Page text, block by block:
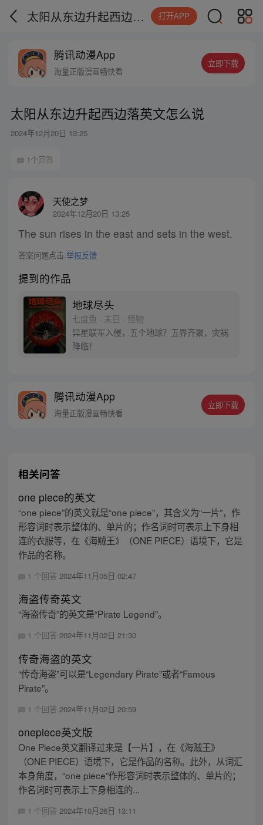
太阳从东边升起西边落英文怎么说 打开APP
腾讯动漫App
海量正版漫画畅快看
立即下载
太阳从东边升起西边落英文怎么说
2024年12月20日 13:25
1个回答
天使之梦
2024年12月20日 13:25
The sun rises in the east and sets in the west.
答案问题点击 举报反馈
提到的作品
地球尽头
七度魚 · 末日 · 怪物
异星联军入侵，五个地球？五界齐聚，灾祸
降临！
腾讯动漫App
海量正版漫画畅快看
立即下载
相关问答
one piece的英文
“one piece”的英文就是“one piece”，其含义为“一片”，作
形容词时表示整体的、单片的；作名词时可表示上下身相
连的衣服等，在《海贼王》（ONE PIECE）语境下，它是
作品的名称。
1 个回答 2024年11月05日 02:47
海盗传奇英文
“海盗传奇”的英文是“Pirate Legend”。
1 个回答 2024年11月02日 21:30
传奇海盗的英文
“传奇海盗”可以是“Legendary Pirate”或者“Famous
Pirate”。
1 个回答 2024年11月02日 20:59
onepiece英文版
One Piece英文翻译过来是【一片】，在《海贼王》
（ONE PIECE）语境下，它是作品的名称。此外，从词汇
本身角度，“one piece”作形容词时表示整体的、单片的；
作名词时可表示上下身相连的...
1 个回答 2024年10月26日 13:11